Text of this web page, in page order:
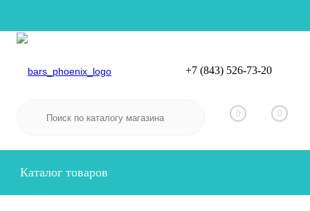
Вход
+7 (843) 526-73-20
0 0
Каталог товаров